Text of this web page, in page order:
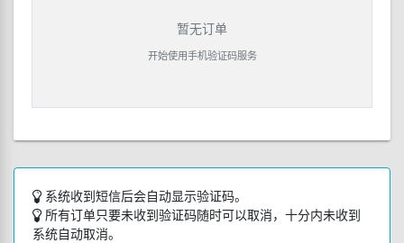
暂无订单
开始使用手机验证码服务
系统收到短信后会自动显示验证码。
所有订单只要未收到验证码随时可以取消，十分内未收到
系统自动取消。